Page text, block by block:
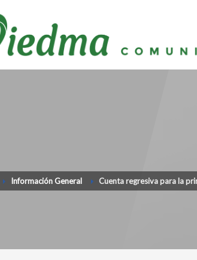
Información General Cuenta regresiva para la